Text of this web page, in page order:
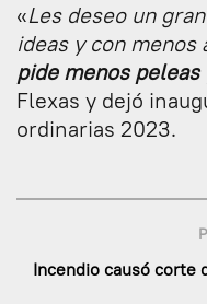
«Les deseo un
ideas y con menos
pide menos
Flexas y dejó
ordinarias 2023.
Incendio causó corte